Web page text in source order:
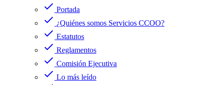
check Portada
check ¿Quiénes somos Servicios CCOO?
check Estatutos
check Reglamentos
check Comisión Ejecutiva
check Lo más leído